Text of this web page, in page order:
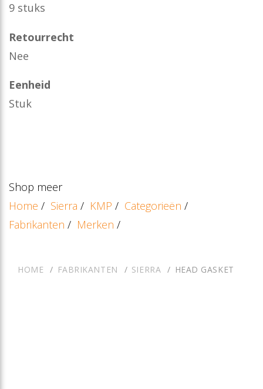
9 stuks
Retourrecht
Nee
Eenheid
Stuk
Shop meer
Home / Sierra / KMP / Categorieën /
Fabrikanten / Merken /
HOME FABRIKANTEN SIERRA HEAD GASKET